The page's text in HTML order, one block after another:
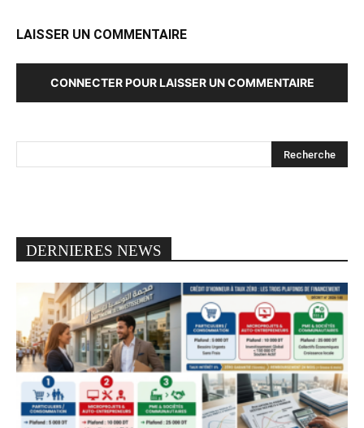
LAISSER UN COMMENTAIRE
CONNECTER POUR LAISSER UN COMMENTAIRE
DERNIERES NEWS